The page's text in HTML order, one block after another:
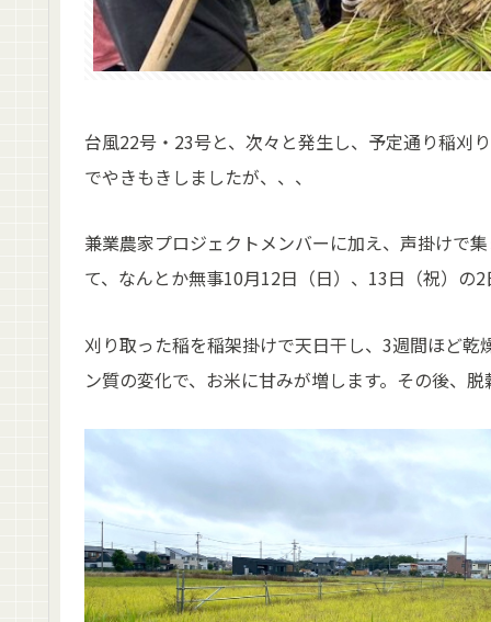
台風22号・23号と、次々と発生し、予定通り稲刈
でやきもきしましたが、、、
兼業農家プロジェクトメンバーに加え、声掛けで
て、なんとか無事10月12日（日）、13日（祝）の
刈り取った稲を稲架掛けで天日干し、3週間ほど
ン質の変化で、お米に甘みが増します。その後、